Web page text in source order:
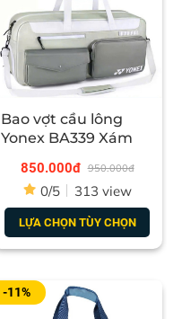
Bao vợt cầu lông
Yonex BA339 Xám
850.000đ 950.000đ
0/5 313 view
LỰA CHỌN TÙY CHỌN
-11%